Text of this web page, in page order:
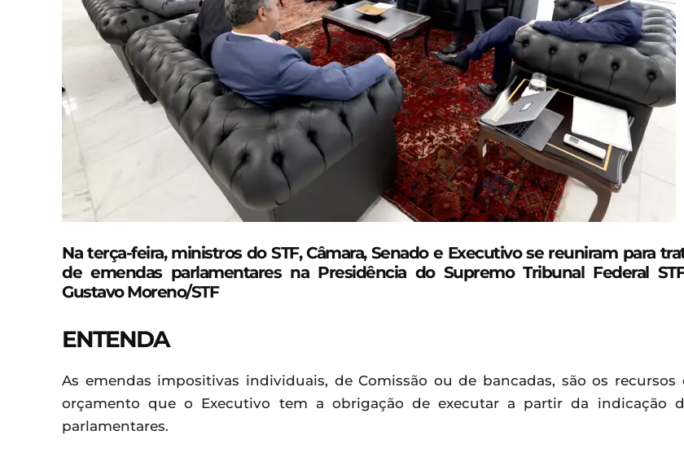
Na terça-feira, ministros do STF, Câmara, Senado e Executivo se reuniram para
de emendas parlamentares na Presidência do Supremo Tribunal Federal
Gustavo Moreno/STF
ENTENDA
As emendas impositivas individuais, de Comissão ou de bancadas, são os recursos
orçamento que o Executivo tem a obrigação de executar a partir da indicação
parlamentares.